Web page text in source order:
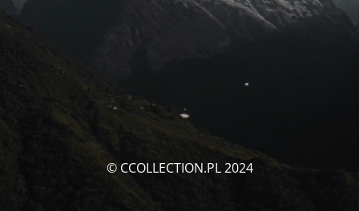
© CCOLLECTION.PL 2024